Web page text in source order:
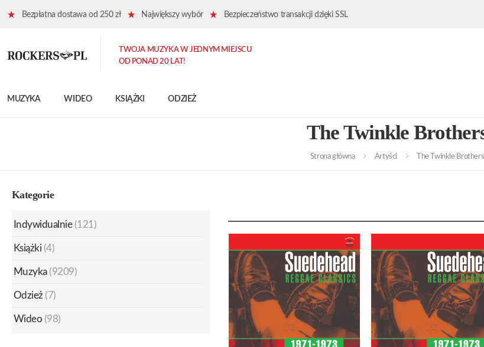
Bezpłatna dostawa od 250 zł Największy wybór Bezpieczeństwo transakcji dzięki SSL
MUZYKA WIDEO KSIĄŻKI ODZIEŻ
TWOJA MUZYKA W JEDNYM MIEJSCU
OD PONAD 20 LAT!
The Twinkle
Strona główna Artyści The Twinkle Brothers
Kategorie
Indywidualnie (121)
Książki (4)
Muzyka (9209)
Odzież (7)
Wideo (98)